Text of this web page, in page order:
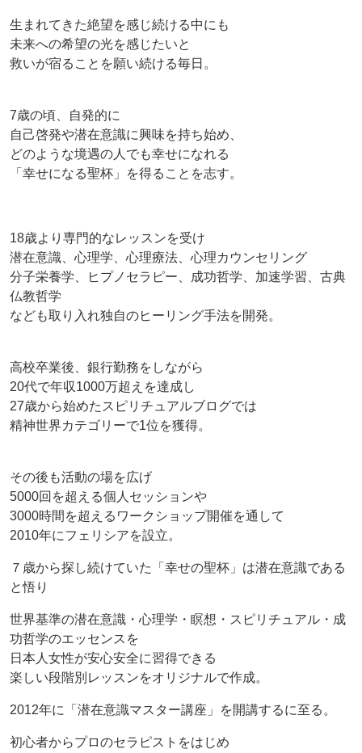
生まれてきた絶望を感じ続ける中にも
未来への希望の光を感じたいと
救いが宿ることを願い続ける毎日。
7歳の頃、自発的に
自己啓発や潜在意識に興味を持ち始め、
どのような境遇の人でも幸せになれる
「幸せになる聖杯」を得ることを志す。
18歳より専門的なレッスンを受け
潜在意識、心理学、心理療法、心理カウンセリング
分子栄養学、ヒプノセラピー、成功哲学、加速学習、古典
仏教哲学
なども取り入れ独自のヒーリング手法を開発。
高校卒業後、銀行勤務をしながら
20代で年収1000万超えを達成し
27歳から始めたスピリチュアルブログでは
精神世界カテゴリーで1位を獲得。
その後も活動の場を広げ
5000回を超える個人セッションや
3000時間を超えるワークショップ開催を通して
2010年にフェリシアを設立。
７歳から探し続けていた「幸せの聖杯」は潜在意識である
と悟り
世界基準の潜在意識・心理学・瞑想・スピリチュアル・成
功哲学のエッセンスを
日本人女性が安心安全に習得できる
楽しい段階別レッスンをオリジナルで作成。
2012年に「潜在意識マスター講座」を開講するに至る。
初心者からプロのセラピストをはじめ